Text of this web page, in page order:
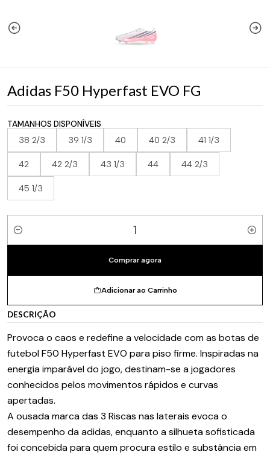
Adidas F50 Hyperfast EVO FG
TAMANHOS DISPONÍVEIS
38 2/3 39 1/3 40 40 2/3 41 1/3
42 42 2/3 43 1/3 44 44 2/3
45 1/3
Quantidade
Adicionar ao Carrinho
Comprar agora
DESCRIÇÃO
Provoca o caos e redefine a velocidade com as botas de
futebol F50 Hyperfast EVO para piso firme. Inspiradas na
energia imparável do jogo, destinam-se a jogadores
conhecidos pelos movimentos rápidos e curvas
apertadas.
A ousada marca das 3 Riscas nas laterais evoca o
desempenho da adidas, enquanto a silhueta sofisticada
foi concebida para quem procura estilo e substância em